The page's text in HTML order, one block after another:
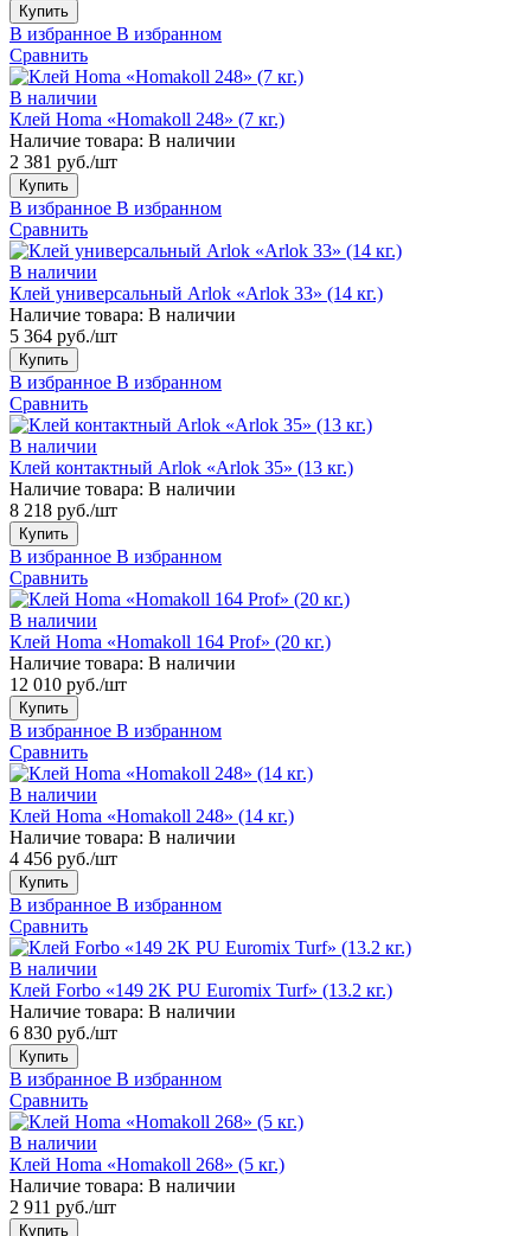
Купить
В избранное В избранном
Сравнить
В наличии
Клей Homa «Homakoll 248» (7 кг.)
Наличие товара: В наличии
2 381 руб./шт
Купить
В избранное В избранном
Сравнить
В наличии
Клей универсальный Arlok «Arlok 33» (14 кг.)
Наличие товара: В наличии
5 364 руб./шт
Купить
В избранное В избранном
Сравнить
В наличии
Клей контактный Arlok «Arlok 35» (13 кг.)
Наличие товара: В наличии
8 218 руб./шт
Купить
В избранное В избранном
Сравнить
В наличии
Клей Homa «Homakoll 164 Prof» (20 кг.)
Наличие товара: В наличии
12 010 руб./шт
Купить
В избранное В избранном
Сравнить
В наличии
Клей Homa «Homakoll 248» (14 кг.)
Наличие товара: В наличии
4 456 руб./шт
Купить
В избранное В избранном
Сравнить
В наличии
Клей Forbo «149 2K PU Euromix Turf» (13.2 кг.)
Наличие товара: В наличии
6 830 руб./шт
Купить
В избранное В избранном
Сравнить
В наличии
Клей Homa «Homakoll 268» (5 кг.)
Наличие товара: В наличии
2 911 руб./шт
Купить